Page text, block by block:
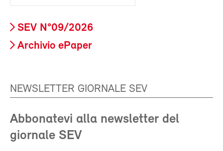
SEV N°09/2026
Archivio ePaper
NEWSLETTER GIORNALE SEV
Abbonatevi alla newsletter del
giornale SEV